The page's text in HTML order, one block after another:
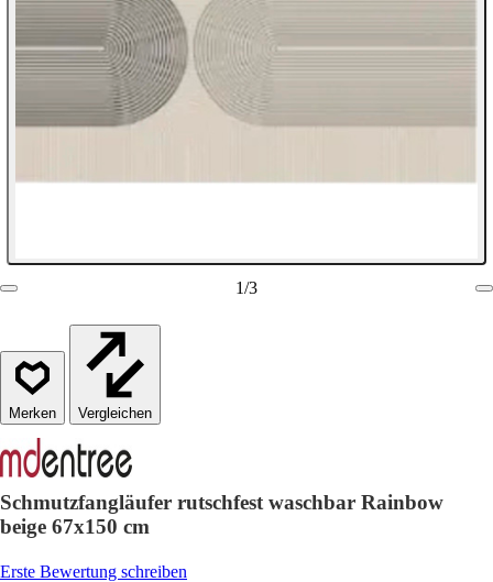
1/3
Vergleichen
Schmutzfangläufer rutschfest waschbar Rainbow
beige 67x150 cm
Erste Bewertung schreiben